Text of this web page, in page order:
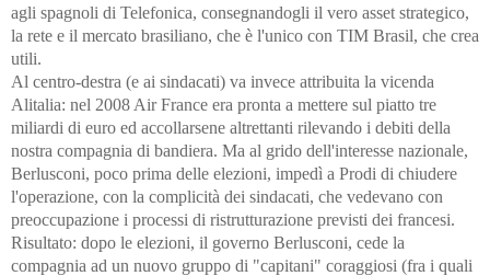
agli spagnoli di Telefonica, consegnandogli il vero asset strategico,
la rete e il mercato brasiliano, che è l'unico con TIM Brasil, che crea
utili.
Al centro-destra (e ai sindacati) va invece attribuita la vicenda
Alitalia: nel 2008 Air France era pronta a mettere sul piatto tre
miliardi di euro ed accollarsene altrettanti rilevando i debiti della
nostra compagnia di bandiera. Ma al grido dell'interesse nazionale,
Berlusconi, poco prima delle elezioni, impedì a Prodi di chiudere
l'operazione, con la complicità dei sindacati, che vedevano con
preoccupazione i processi di ristrutturazione previsti dei francesi.
Risultato: dopo le elezioni, il governo Berlusconi, cede la
compagnia ad un nuovo gruppo di "capitani" coraggiosi (fra i quali